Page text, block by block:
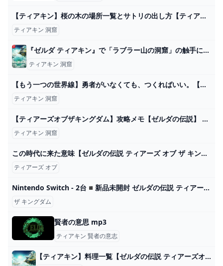
【ティアキン】桜の木の場所一覧とサトリの出し方【ティアーズオブザキングダム】 - ティアキン攻略Wiki Gamerch
ティアキン 洞窟
『ゼルダ ティアキン』で「ラブラー山の洞窟」の触手にやられた！「ラブラー山 鳥望台」を発見しています - ディスディスブログ
ティアキン 洞窟
【もう一つの世界線】勇者がいなくても、つくればいい。【ドラゴンクエストビルダーズ -アレフガルドを復活せよ-】part3 - YouTube
ティアキン 洞窟
【ティアーズオブザキングダム】攻略メモ【ゼルダの伝説】 転ばぬ先の本
ティアキン 洞窟
この時代に来た意味【ゼルダの伝説 ティアーズ オブ ザ キングダム】＃６７ - YouTube
ティアーズ オブ
Nintendo Switch - 2台◾️新品未開封 ゼルダの伝説 ティアーズ オブ ザ キングダムの通販 by doaems shop｜ニンテンドースイッチならラクマ
ザ キングダム
賢者の意思 mp3
ティアキン 賢者の意志
【ティアキン】料理一覧【ゼルダの伝説 ティアーズオブザキングダム】 hyperWiki